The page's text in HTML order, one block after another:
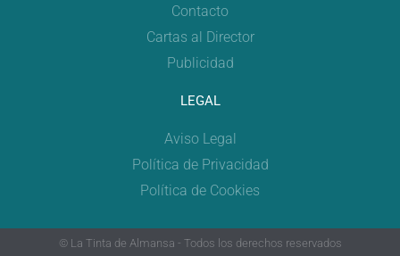
Contacto
Cartas al Director
Publicidad
LEGAL
Aviso Legal
Política de Privacidad
Política de Cookies
© La Tinta de Almansa - Todos los derechos reservados